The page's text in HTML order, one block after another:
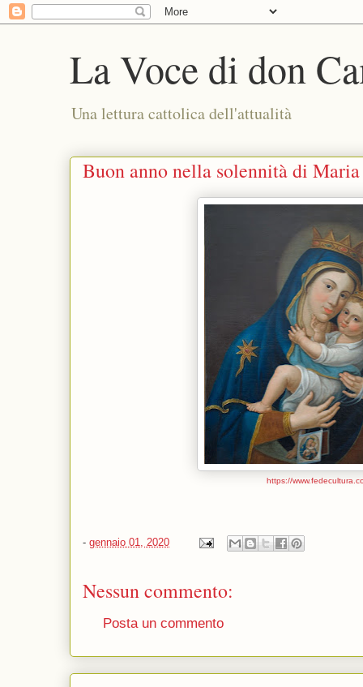
La Voce di don
Una lettura cattolica dell'attualità
Buon anno nella solennità di
https://
- gennaio 01, 2020
Nessun commento:
Posta un commento